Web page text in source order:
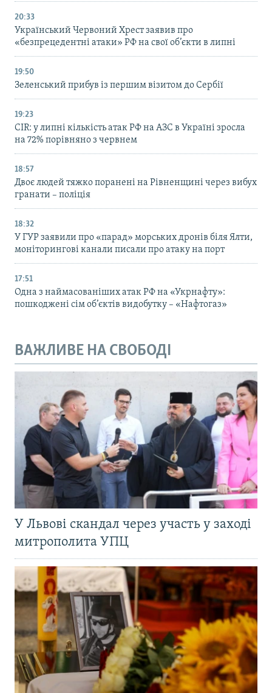
20:33
Український Червоний Хрест заявив про
«безпрецедентні атаки» РФ на свої об’єкти в липні
19:50
Зеленський прибув із першим візитом до Сербії
19:23
CIR: у липні кількість атак РФ на АЗС в Україні зросла
на 72% порівняно з червнем
18:57
Двоє людей тяжко поранені на Рівненщині через вибух
гранати – поліція
18:32
У ГУР заявили про «парад» морських дронів біля Ялти,
моніторингові канали писали про атаку на порт
17:51
Одна з наймасованіших атак РФ на «Укрнафту»:
пошкоджені сім об’єктів видобутку – «Нафтогаз»
ВАЖЛИВЕ НА СВОБОДІ
У Львові скандал через участь у заході
митрополита УПЦ